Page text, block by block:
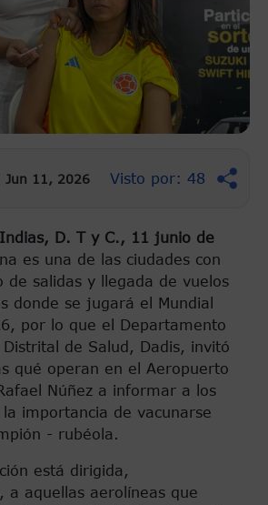
Jun 11, 2026 Visto por: 48
D. T y C., 11 junio de
es una de las ciudades con
de salidas y llegada de vuelos
donde se jugará el Mundial
por lo que el Departamento
de Salud, Dadis, invitó
qué operan en el Aeropuerto
Núñez a informar a los
importancia de vacunarse
- rubéola.
está dirigida,
a aquellas aerolíneas que